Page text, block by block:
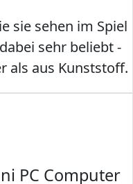
sie sehen im Spiel
sehr beliebt -
als aus Kunststoff.
PC Computer